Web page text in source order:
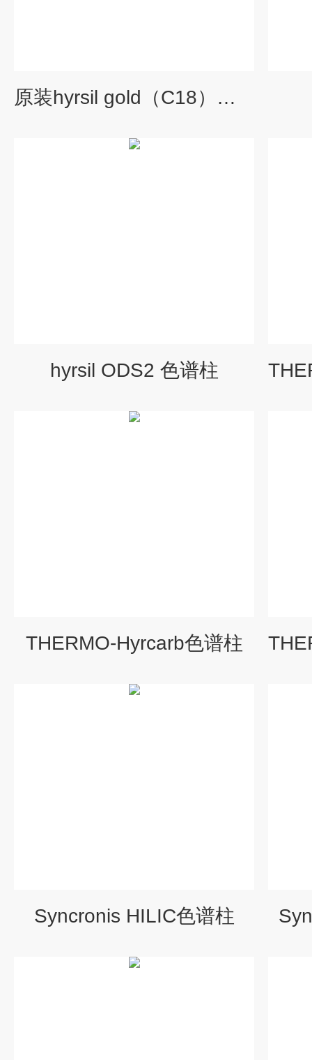
原装hyrsil gold（C18）色谱柱
hyrsil ODS2 色谱柱
THERMO-Hyrcarb色谱柱
Syncronis HILIC色谱柱